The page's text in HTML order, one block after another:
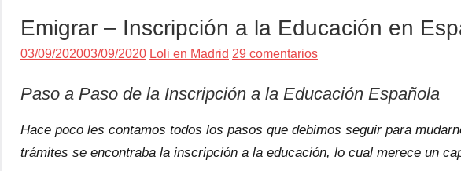
Emigrar – Inscripción a la Educación en
03/09/202003/09/2020 Loli en Madrid 29 comentarios
Paso a Paso de la Inscripción a la Educación Española
Hace poco les contamos todos los pasos que debimos seguir para
trámites se encontraba la inscripción a la educación, lo cual merece un